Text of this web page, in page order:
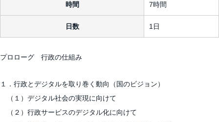
時間 7時間
日数 1日
プロローグ 行政の仕組み
１．行政とデジタルを取り巻く動向（国のビジョン）
（１）デジタル社会の実現に向けて
（２）行政サービスのデジタル化に向けて